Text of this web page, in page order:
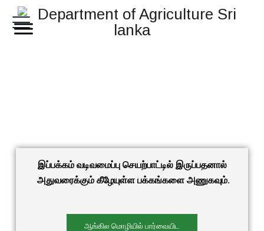
இப்பக்கம் வடிவமைப்பு செயற்பாட்டில் இருப்பதனால்
அதுவரைக்கும் கீழேயுள்ள பக்கங்களை அணுகவும்.
ஆங்கில மொழியில் பார்வையிட